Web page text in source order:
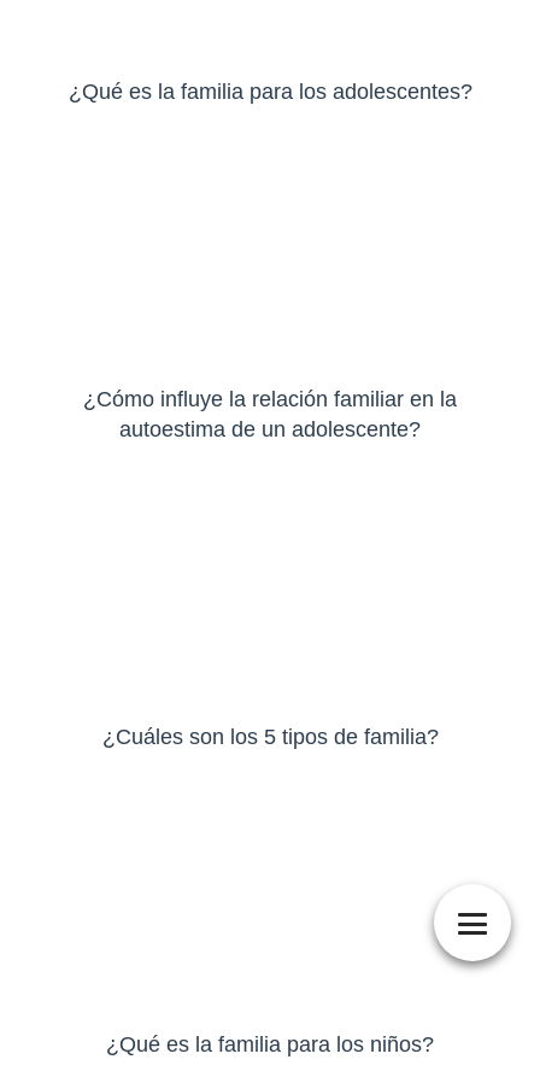
¿Qué es la familia para los adolescentes?
¿Cómo influye la relación familiar en la
autoestima de un adolescente?
¿Cuáles son los 5 tipos de familia?
¿Qué es la familia para los niños?